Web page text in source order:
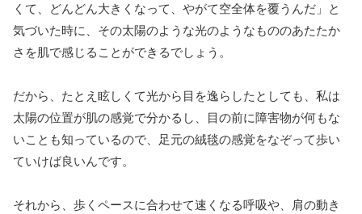
くて、どんどん大きくなって、やがて空全体を覆うんだ」と
気づいた時に、その太陽のような光のようなもののあたたか
さを肌で感じることができるでしょう。
だから、たとえ眩しくて光から目を逸らしたとしても、私は
太陽の位置が肌の感覚で分かるし、目の前に障害物が何もな
いことも知っているので、足元の絨毯の感覚をなぞって歩い
ていけば良いんです。
それから、歩くペースに合わせて速くなる呼吸や、肩の動き